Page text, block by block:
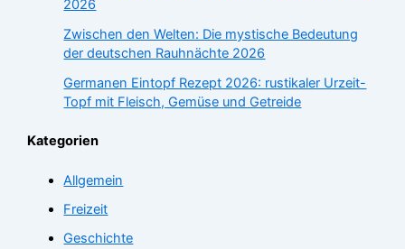
2026
Zwischen den Welten: Die mystische Bedeutung
der deutschen Rauhnächte 2026
Germanen Eintopf Rezept 2026: rustikaler Urzeit-
Topf mit Fleisch, Gemüse und Getreide
Kategorien
Allgemein
Freizeit
Geschichte